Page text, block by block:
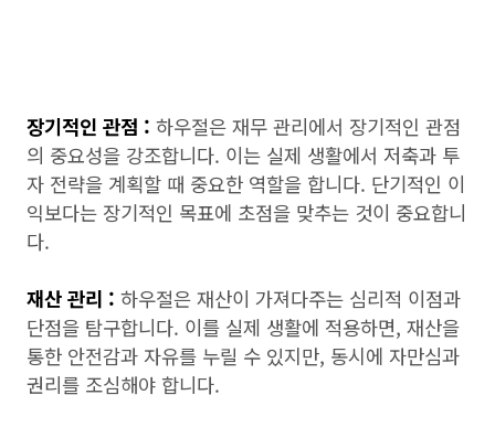
장기적인 관점 : 하우절은 재무 관리에서 장기적인 관점
의 중요성을 강조합니다. 이는 실제 생활에서 저축과 투
자 전략을 계획할 때 중요한 역할을 합니다. 단기적인 이
익보다는 장기적인 목표에 초점을 맞추는 것이 중요합니
다.
재산 관리 : 하우절은 재산이 가져다주는 심리적 이점과
단점을 탐구합니다. 이를 실제 생활에 적용하면, 재산을
통한 안전감과 자유를 누릴 수 있지만, 동시에 자만심과
권리를 조심해야 합니다.